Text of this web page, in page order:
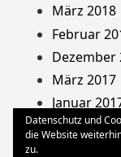
März 2018
Februar
Dezember
März 2017
Januar
August
Datenschutz und
die Website
zu.